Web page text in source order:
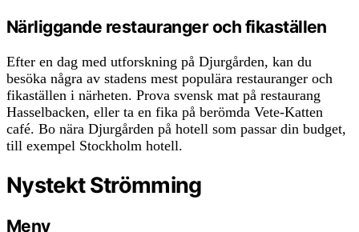
Närliggande restauranger och fikaställen
Efter en dag med utforskning på Djurgården, kan du
besöka några av stadens mest populära restauranger och
fikaställen i närheten. Prova svensk mat på restaurang
Hasselbacken, eller ta en fika på berömda Vete-Katten
café. Bo nära Djurgården på hotell som passar din budget,
till exempel Stockholm hotell.
Nystekt Strömming
Meny